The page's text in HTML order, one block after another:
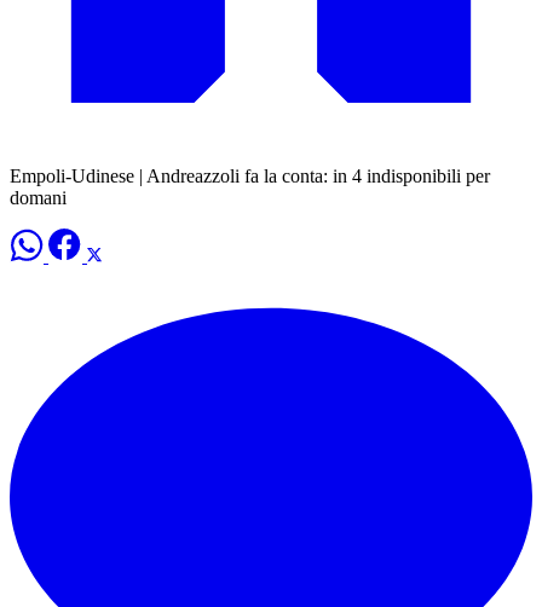
Empoli-Udinese | Andreazzoli fa la conta: in 4 indisponibili per
domani